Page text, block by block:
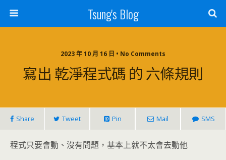
Tsung's Blog
2023 年 10 月 16 日 • No Comments
寫出 乾淨程式碼 的 六條規則
Share Tweet Pin Mail SMS
程式只要會動、沒有問題，基本上就不太會去動他